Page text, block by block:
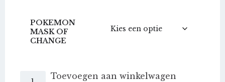
POKEMON
MASK OF
CHANGE
PokémonToevoegen aan winkelwagen